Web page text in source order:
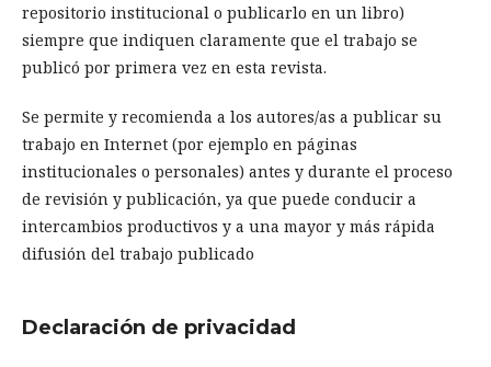
repositorio institucional o publicarlo en un libro)
siempre que indiquen claramente que el trabajo se
publicó por primera vez en esta revista.
Se permite y recomienda a los autores/as a publicar su
trabajo en Internet (por ejemplo en páginas
institucionales o personales) antes y durante el proceso
de revisión y publicación, ya que puede conducir a
intercambios productivos y a una mayor y más rápida
difusión del trabajo publicado
Declaración de privacidad